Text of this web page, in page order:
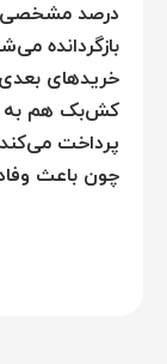
درصد مشخصی
بازگردانده
خریدهای
کش‌بک هم به
پرداخت
چون باعث